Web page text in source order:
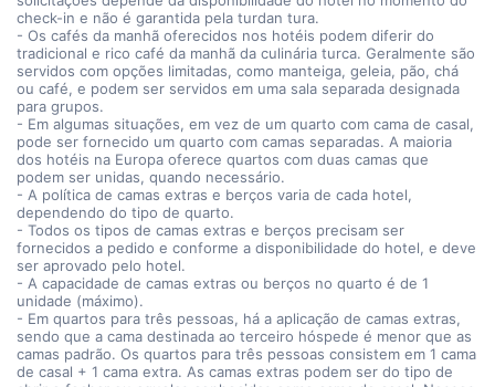
check-in e não é garantida pela turdan tura.
- Os cafés da manhã oferecidos nos hotéis podem diferir do
tradicional e rico café da manhã da culinária turca. Geralmente são
servidos com opções limitadas, como manteiga, geleia, pão, chá
ou café, e podem ser servidos em uma sala separada designada
para grupos.
- Em algumas situações, em vez de um quarto com cama de casal,
pode ser fornecido um quarto com camas separadas. A maioria
dos hotéis na Europa oferece quartos com duas camas que
podem ser unidas, quando necessário.
- A política de camas extras e berços varia de cada hotel,
dependendo do tipo de quarto.
- Todos os tipos de camas extras e berços precisam ser
fornecidos a pedido e conforme a disponibilidade do hotel, e deve
ser aprovado pelo hotel.
- A capacidade de camas extras ou berços no quarto é de 1
unidade (máximo).
- Em quartos para três pessoas, há a aplicação de camas extras,
sendo que a cama destinada ao terceiro hóspede é menor que as
camas padrão. Os quartos para três pessoas consistem em 1 cama
de casal + 1 cama extra. As camas extras podem ser do tipo de